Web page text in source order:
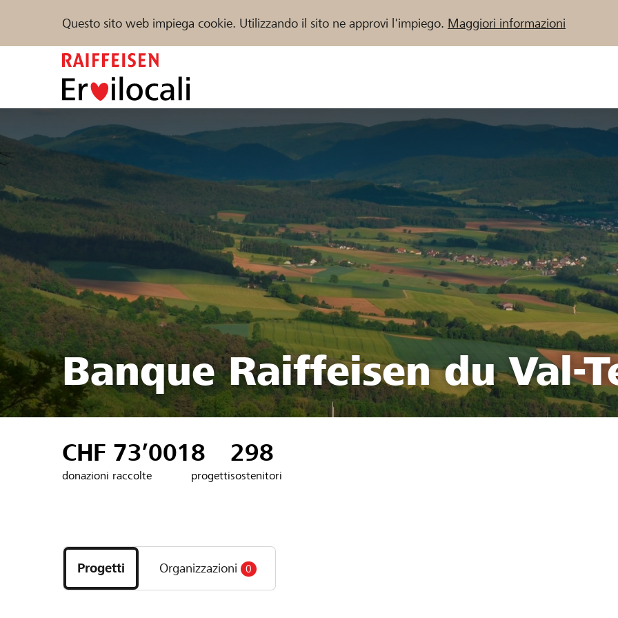
Questo sito web impiega cookie. Utilizzando il sito ne approvi l'impiego. Maggiori informazioni
Sostenere Aiuto & supporto Partner / Banche Raiffeisen
Trova progetti e organizzazioni
Banque Raiffeisen du Val-
CHF 73’001
donazioni raccolte
8
progetti
298
sostenitori
i
progetti
e
Progetti Organizzazioni 0